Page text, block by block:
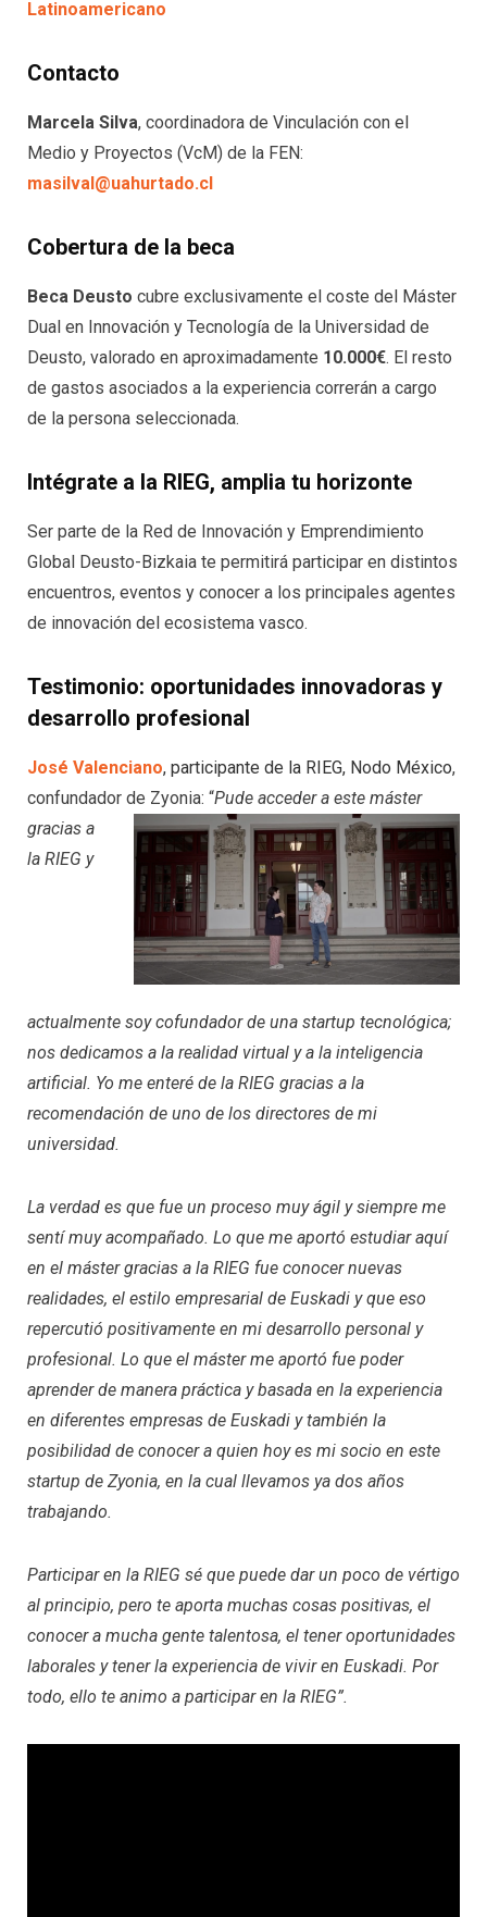
Latinoamericano
Contacto
Marcela Silva, coordinadora de Vinculación con el
Medio y Proyectos (VcM) de la FEN:
masilval@uahurtado.cl
Cobertura de la beca
Beca Deusto cubre exclusivamente el coste del Máster
Dual en Innovación y Tecnología de la Universidad de
Deusto, valorado en aproximadamente 10.000€. El resto
de gastos asociados a la experiencia correrán a cargo
de la persona seleccionada.
Intégrate a la RIEG, amplia tu horizonte
Ser parte de la Red de Innovación y Emprendimiento
Global Deusto-Bizkaia te permitirá participar en distintos
encuentros, eventos y conocer a los principales agentes
de innovación del ecosistema vasco.
Testimonio: oportunidades innovadoras y
desarrollo profesional
José Valenciano, participante de la RIEG, Nodo México,
confundador de Zyonia: “Pude acceder a este máster
gracias a
la RIEG y
actualmente soy cofundador de una startup tecnológica;
nos dedicamos a la realidad virtual y a la inteligencia
artificial. Yo me enteré de la RIEG gracias a la
recomendación de uno de los directores de mi
universidad.
La verdad es que fue un proceso muy ágil y siempre me
sentí muy acompañado. Lo que me aportó estudiar aquí
en el máster gracias a la RIEG fue conocer nuevas
realidades, el estilo empresarial de Euskadi y que eso
repercutió positivamente en mi desarrollo personal y
profesional. Lo que el máster me aportó fue poder
aprender de manera práctica y basada en la experiencia
en diferentes empresas de Euskadi y también la
posibilidad de conocer a quien hoy es mi socio en este
startup de Zyonia, en la cual llevamos ya dos años
trabajando.
Participar en la RIEG sé que puede dar un poco de vértigo
al principio, pero te aporta muchas cosas positivas, el
conocer a mucha gente talentosa, el tener oportunidades
laborales y tener la experiencia de vivir en Euskadi. Por
todo, ello te animo a participar en la RIEG”.